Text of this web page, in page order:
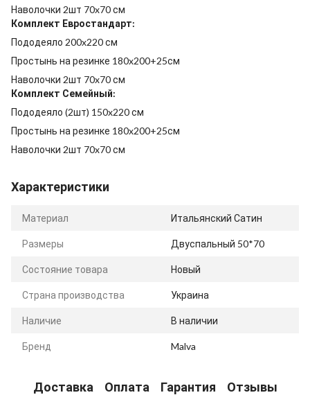
Наволочки 2шт 70x70 см
Комплект Евростандарт:
Пододеяло 200x220 см
Простынь на резинке 180x200+25см
Наволочки 2шт 70x70 см
Комплект Семейный:
Пододеяло (2шт) 150x220 см
Простынь на резинке 180x200+25см
Наволочки 2шт 70x70 см
Характеристики
Материал Итальянский Сатин
Размеры Двуспальный 50*70
Состояние товара Новый
Страна производства Украина
Наличие В наличии
Бренд Malva
Доставка Оплата Гарантия Отзывы